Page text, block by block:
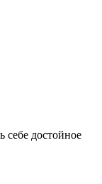
себе достойное